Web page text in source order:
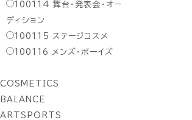
100114 舞台・発表会・オー
ディション
100115
ステージコスメ
100116
メンズ・ボーイズ
COSMETICS
BALANCE
ARTSPORTS